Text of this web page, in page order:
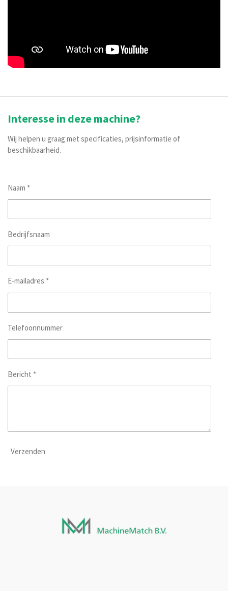
Interesse in deze machine?
Wij helpen u graag met specificaties, prijsinformatie of
beschikbaarheid.
Naam *
Bedrijfsnaam
E-mailadres *
Telefoonnummer
Bericht *
Verzenden